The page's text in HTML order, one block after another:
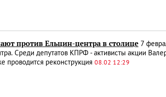
против Ельцин-центра в столице 7
Среди депутатов КПРФ - активисты акции
проводится реконструкция 08.02 12:29